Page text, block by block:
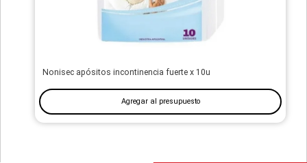
Nonisec apósitos incontinencia fuerte x 10u
Agregar al presupuesto